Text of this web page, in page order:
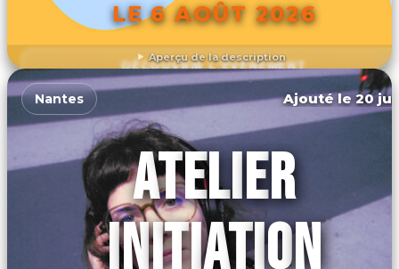
Aperçu de la description
LE 6 AOÛT 2026
DÉCOUVRIR L'ÉVÉNEMENT
Nantes Ajouté le 20
ATELIER
INITIATION